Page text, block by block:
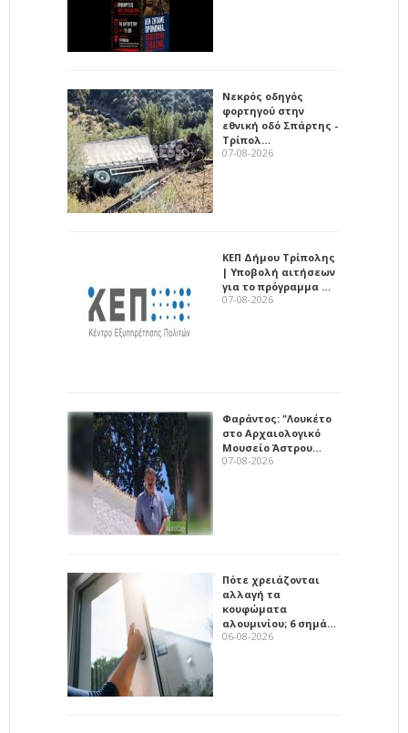
Νεκρός οδηγός
φορτηγού στην
εθνική οδό Σπάρτης -
Τρίπολ…
07-08-2026
ΚΕΠ Δήμου Τρίπολης
| Υποβολή αιτήσεων
για το πρόγραμμα …
07-08-2026
Φαράντος: "Λουκέτο
στο Αρχαιολογικό
Μουσείο Άστρου…
07-08-2026
Πότε χρειάζονται
αλλαγή τα
κουφώματα
αλουμινίου; 6 σημά…
06-08-2026